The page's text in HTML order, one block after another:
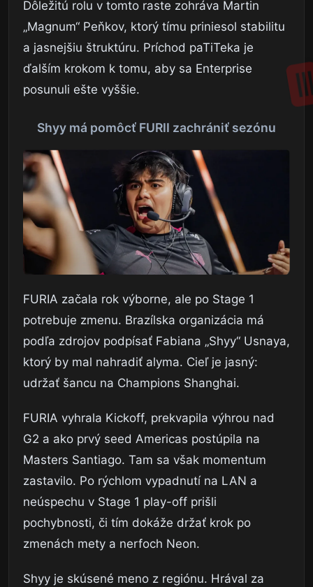
Dôležitú rolu v tomto raste zohráva Martin
„Magnum“ Peňkov, ktorý tímu priniesol stabilitu
a jasnejšiu štruktúru. Príchod paTiTeka je
ďalším krokom k tomu, aby sa Enterprise
posunuli ešte vyššie.
Shyy má pomôcť FURII zachrániť sezónu
FURIA začala rok výborne, ale po Stage 1
potrebuje zmenu. Brazílska organizácia má
podľa zdrojov podpísať Fabiana „Shyy“ Usnaya,
ktorý by mal nahradiť alyma. Cieľ je jasný:
udržať šancu na Champions Shanghai.
FURIA vyhrala Kickoff, prekvapila výhrou nad
G2 a ako prvý seed Americas postúpila na
Masters Santiago. Tam sa však momentum
zastavilo. Po rýchlom vypadnutí na LAN a
neúspechu v Stage 1 play-off prišli
pochybnosti, či tím dokáže držať krok po
zmenách mety a nerfoch Neon.
Shyy je skúsené meno z regiónu. Hrával za